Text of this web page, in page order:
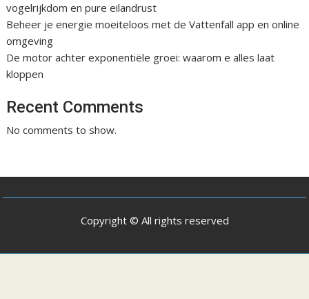
vogelrijkdom en pure eilandrust
Beheer je energie moeiteloos met de Vattenfall app en online
omgeving
De motor achter exponentiële groei: waarom e alles laat
kloppen
Recent Comments
No comments to show.
Copyright © All rights reserved